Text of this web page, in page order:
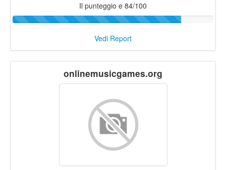
Il punteggio e 84/100
Vedi Report
onlinemusicgames.org